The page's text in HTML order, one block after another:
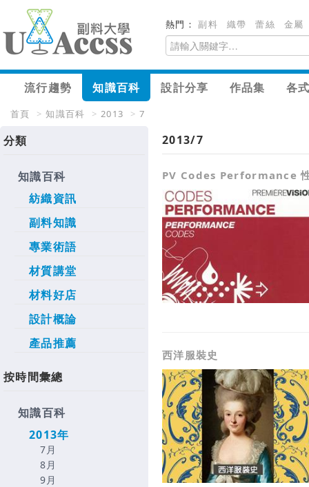
熱門：副料 織帶 蕾絲 金屬
流行趨勢 知識百科 設計分享 作品集 各
首頁 > 知識百科 > 2013 > 7
分類
知識百科
紡織資訊
副料知識
專業術語
材質講堂
材料好店
設計概論
產品推薦
按時間彙總
知識百科
2013年
7月
8月
9月
2013/7
PV Codes Performance
西洋服裝史